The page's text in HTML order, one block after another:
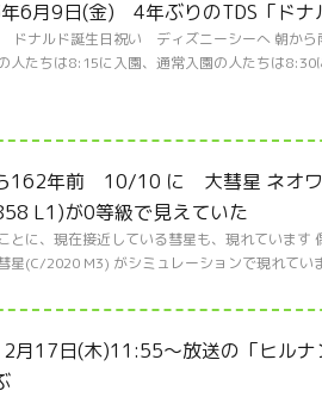
6月9日(金) 4年ぶりのTDS「ドナ
ドナルド誕生日祝い ディズニーシーへ 朝から
人たちは8:15に入園、通常入園の人たちは8:30
162年前 10/10 に 大彗星 ネオ
L1)が0等級で見えていた
とに、現在接近している彗星も、現れていま
星(C/2020 M3) がシミュレーションで現れてい
月17日(木)11:55～放送の「ヒル